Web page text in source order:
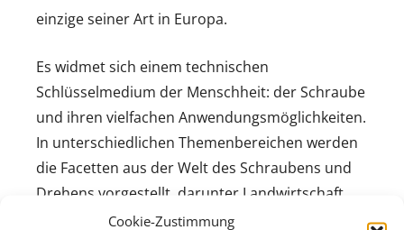
Cookie-Zustimmung
einzige seiner Art in Europa.
Es widmet sich einem technischen
Schlüsselmedium der Menschheit: der Schraube
und ihren vielfachen Anwendungsmöglichkeiten.
In unterschiedlichen Themenbereichen werden
die Facetten aus der Welt des Schraubens und
Drehens vorgestellt, darunter Landwirtschaft,
Industrialisierung, Propeller und